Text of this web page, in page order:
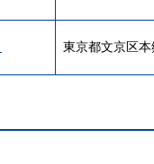
東京都文京区